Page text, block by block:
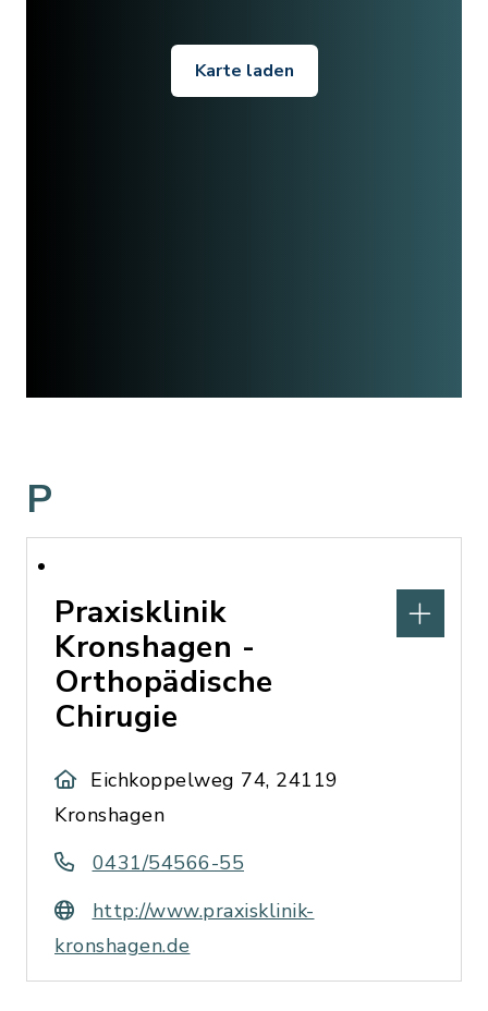
Karte laden
P
Praxisklinik
Kronshagen -
Orthopädische
Chirugie
Eichkoppelweg 74, 24119
Kronshagen
0431/54566-55
http://www.praxisklinik-
kronshagen.de